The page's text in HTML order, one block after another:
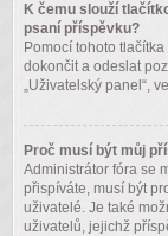
K čemu slouží
psaní příspěvku?
Pomocí tohoto
dokončit a odeslat
„Uživatelský panel“,
Proč musí být můj
Administrátor fóra se
přispíváte, musí být
uživatelé. Je také
uživatelů, jejichž